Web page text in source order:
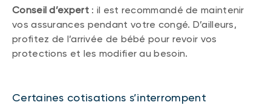
Conseil d’expert: il est recommandé de maintenir
vos assurances pendant votre congé. D’ailleurs,
profitez de l’arrivée de bébé pour revoir vos
protections et les modifier au besoin.
Certaines cotisations s’interrompent